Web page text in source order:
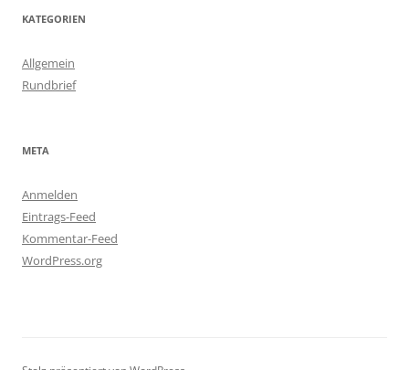
KATEGORIEN
Allgemein
Rundbrief
META
Anmelden
Eintrags-Feed
Kommentar-Feed
WordPress.org